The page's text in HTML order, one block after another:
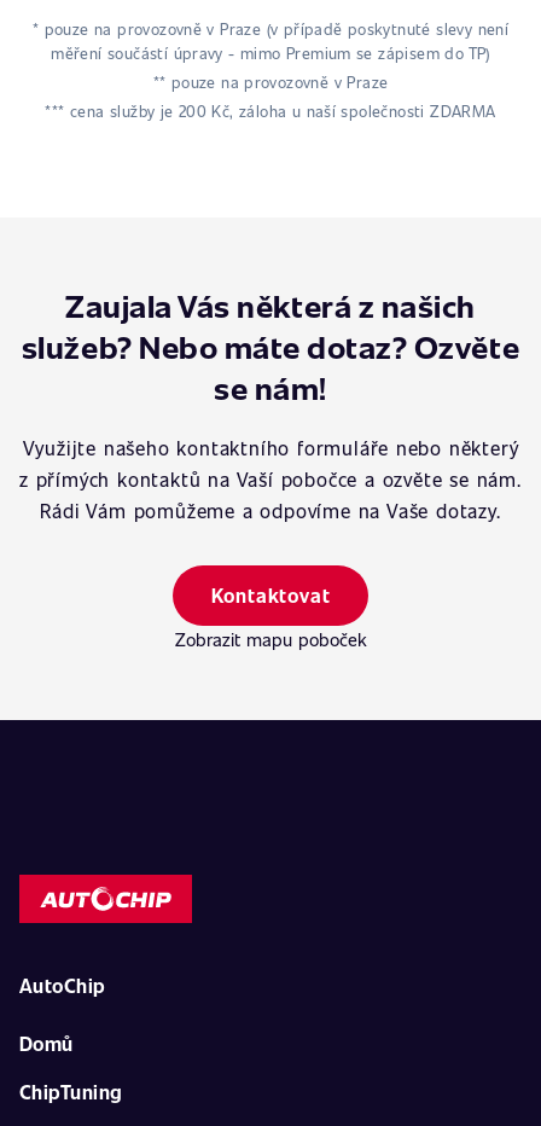
* pouze na provozovně v Praze (v případě poskytnuté slevy není
měření součástí úpravy - mimo Premium se zápisem do TP)
** pouze na provozovně v Praze
*** cena služby je 200 Kč, záloha u naší společnosti ZDARMA
Zaujala Vás některá z našich
služeb? Nebo máte dotaz? Ozvěte
se nám!
Využijte našeho kontaktního formuláře nebo některý
z přímých kontaktů na Vaší pobočce a ozvěte se nám.
Rádi Vám pomůžeme a odpovíme na Vaše dotazy.
Kontaktovat
Zobrazit mapu poboček
AutoChip
Domů
ChipTuning